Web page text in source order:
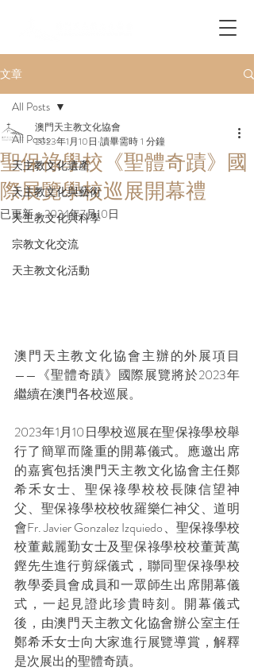
文章
All Posts
天主教文化遺產
天主教文化與藝術
天主教文化與科學
宗教文化交流
天主教文化活動
All Posts
聖保祿學校《聖體奇蹟》國
際展覽學校巡展開幕禮
澳門天主教文化協會
2023年1月10日 讀畢需時 1 分鐘
已更新：2024年7月10日
澳門天主教文化協會主辦的外展項目
——《聖體奇蹟》國際展覽將於2023年
繼續在澳門各校巡展。
2023年1月10日學校巡展在聖保祿學校舉
行了簡單而隆重的開幕儀式。應邀出席
的嘉賓包括澳門天主教文化協會主任鄭
希禾女士、聖保祿學校校長陳信望神
父、聖保祿學校校牧羅樂仁神父、道明
會Fr. Javier Gonzalez Izquiedo、聖保祿學校
校董戴麗勤女士及聖保祿學校校董黃萬
鏗先生進行剪綵儀式，聯同聖保祿學校
教學委員會成員和一眾師生出席開幕儀
式，一起見證此珍貴時刻。開幕儀式
後，由澳門天主教文化協會辦公室主任
鄭希禾女士向大家進行展覽導賞，解釋
是次展出的聖體奇蹟。